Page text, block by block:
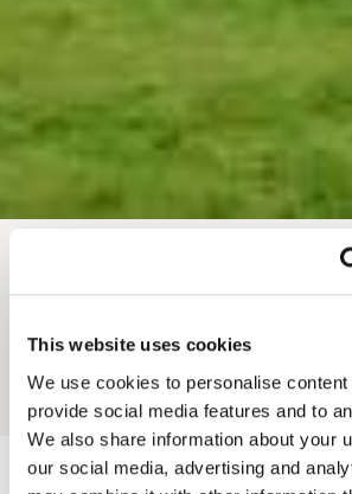
This website uses cookies
We use cookies to personalise
provide social media features and to
We also share information about your
our social media, advertising and
面包屑
黄金河畔露营地
Add to My Trip